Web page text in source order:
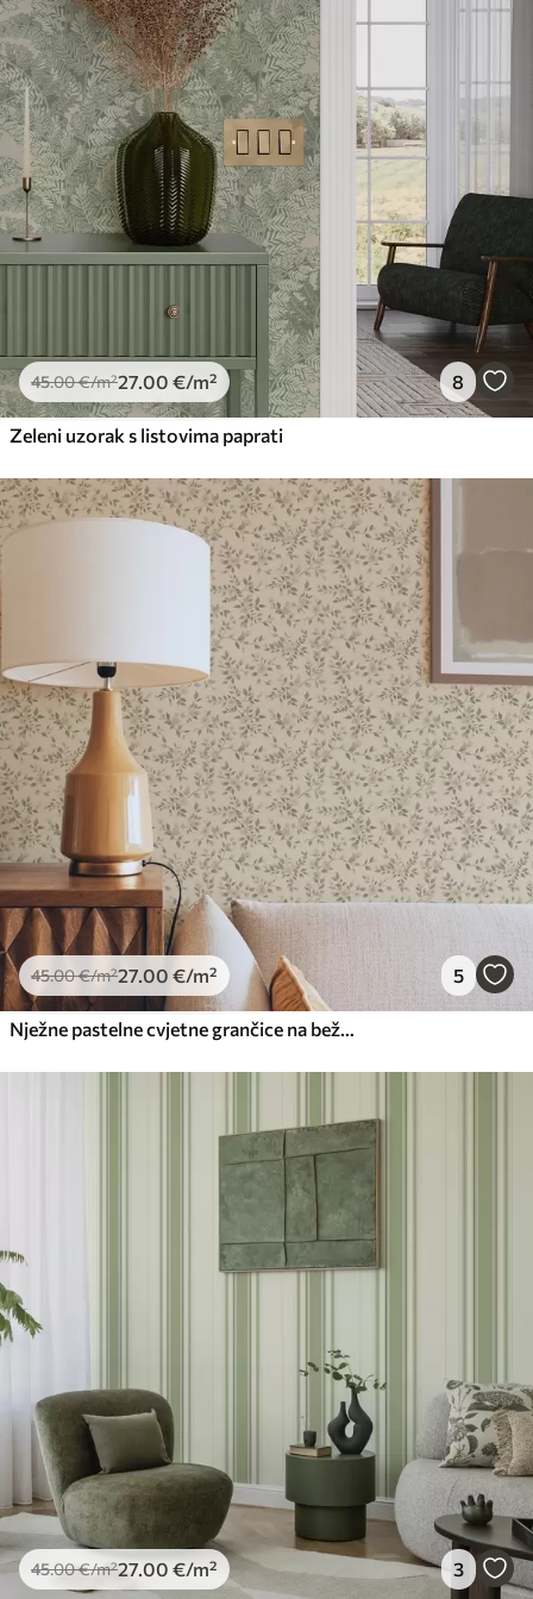
45.00€/m²27.00 €/m² 8
Zeleni uzorak s listovima paprati
45.00€/m²27.00 €/m² 5
Nježne pastelne cvjetne grančice na bež pozadini
45.00€/m²27.00 €/m² 3